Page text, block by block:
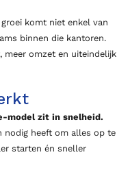
groei komt niet enkel van
binnen die kantoren.
meer omzet en uiteindelijk
model zit in snelheid.
nodig heeft om alles op te
starten én sneller